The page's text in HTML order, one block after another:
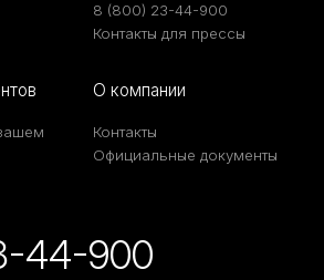
8 (800) 23-44-900
Контакты для прессы
О компании
Контакты
Официальные документы
44-900